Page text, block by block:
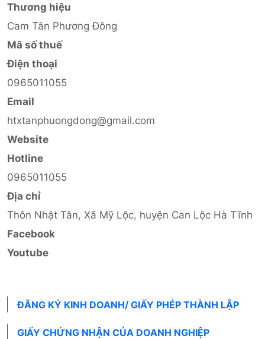
Thương hiệu
Cam Tân Phương Đông
Mã số thuế
Điện thoại
0965011055
Email
htxtanphuongdong@gmail.com
Website
Hotline
0965011055
Địa chỉ
Thôn Nhật Tân, Xã Mỹ Lộc, huyện Can Lộc Hà Tĩnh
Facebook
Youtube
ĐĂNG KÝ KINH DOANH/ GIẤY PHÉP THÀNH LẬP
GIẤY CHỨNG NHẬN CỦA DOANH NGHIỆP